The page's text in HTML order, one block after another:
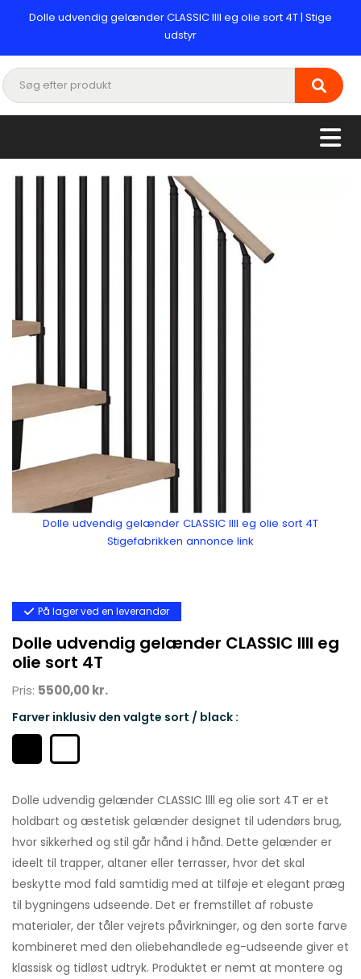
Dolle udvendig gelænder CLASSIC llll eg olie sort 4T | Stige
udstyr
Dolle udvendig gelænder CLASSIC llll eg olie sort 4T
Stigefabrikken annonce link
På lager ved en leverandør
Dolle udvendig gelænder CLASSIC llll eg
olie sort 4T
Pris: 5500,00 kr.
Farver inklusiv den valgte sort / black :
Dolle udvendig gelænder CLASSIC llll eg olie sort 4T er et
holdbart og æstetisk gelænder designet til udendørs brug,
hvor sikkerhed og stil går hånd i hånd. Dette gelænder er
ideelt til trapper, altaner eller terrasser, hvor det skal
beskytte mod fald samtidig med at tilføje et elegant præg
til bygningens udseende. Det er fremstillet af robuste
materialer, der tåler vejrets påvirkninger, og den sorte farve
kombineret med den oliebehandlede eg-udseende giver et
klassisk og tidløst udtryk. Produktet er nemt at montere og